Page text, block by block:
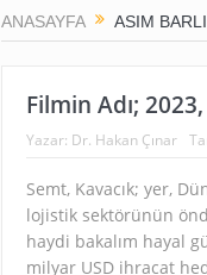
ANASAYFA ASIM
Filmin Adı;
Yazar: Dr. Hakan Çınar
Semt, Kavacık; yer,
lojistik sektörünün
haydi bakalım hayal
milyar USD ihracat